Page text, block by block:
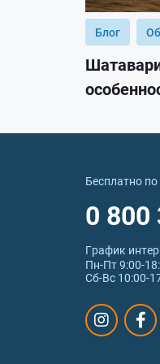
Блог
Бесплатно
0 800
График
Пн-Пт 9:00-
Сб-Вс 10:00-